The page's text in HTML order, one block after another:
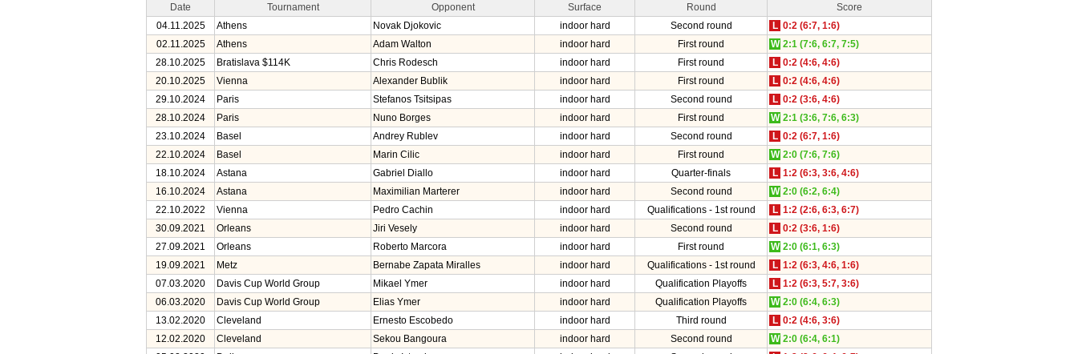
Date
Tournament Opponent Surface Round
Score
04.11.2025
Athens Novak Djokovic indoor hard Second round L 0:2 (6:7, 1:6)
02.11.2025
Athens Adam Walton indoor hard First round W 2:1 (7:6, 6:7, 7:5)
28.10.2025
Bratislava $114K Chris Rodesch indoor hard First round L 0:2 (4:6, 4:6)
20.10.2025
Vienna Alexander Bublik indoor hard First round L 0:2 (4:6, 4:6)
29.10.2024
Paris Stefanos Tsitsipas indoor hard Second round L 0:2 (3:6, 4:6)
28.10.2024
Paris Nuno Borges indoor hard First round W 2:1 (3:6, 7:6, 6:3)
23.10.2024
Basel Andrey Rublev indoor hard Second round L 0:2 (6:7, 1:6)
22.10.2024
Basel Marin Cilic indoor hard First round W 2:0 (7:6, 7:6)
18.10.2024
Astana Gabriel Diallo indoor hard Quarter-finals L 1:2 (6:3, 3:6, 4:6)
16.10.2024
Astana Maximilian Marterer indoor hard Second round W 2:0 (6:2, 6:4)
22.10.2022
Vienna Pedro Cachin indoor hard Qualifications - 1st round L 1:2 (2:6, 6:3, 6:7)
30.09.2021
Orleans Jiri Vesely indoor hard Second round L 0:2 (3:6, 1:6)
27.09.2021
Orleans Roberto Marcora indoor hard First round W 2:0 (6:1, 6:3)
19.09.2021
Metz Bernabe Zapata Miralles indoor hard Qualifications - 1st round L 1:2 (6:3, 4:6, 1:6)
07.03.2020
Davis Сup World Group Mikael Ymer indoor hard Qualification Playoffs L 1:2 (6:3, 5:7, 3:6)
06.03.2020
Davis Сup World Group Elias Ymer indoor hard Qualification Playoffs W 2:0 (6:4, 6:3)
13.02.2020
Cleveland Ernesto Escobedo indoor hard Third round L 0:2 (4:6, 3:6)
12.02.2020
Cleveland Sekou Bangoura indoor hard Second round W 2:0 (6:4, 6:1)